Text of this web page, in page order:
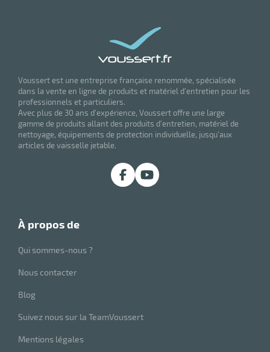
Voussert est une entreprise française renommée, spécialisée
dans la vente en ligne de produits et matériel d'entretien pour les
professionnels et particuliers.
Avec plus de 30 ans d'expérience, Voussert offre une large
gamme de produits allant des produits d'entretien, matériel de
nettoyage, équipements de protection individuelle, jusqu'aux
articles de vaisselle jetable.
à propos de
Qui sommes-nous ?
Nous contacter
Blog
Suivez nous sur la TeamVoussert
Mentions légales